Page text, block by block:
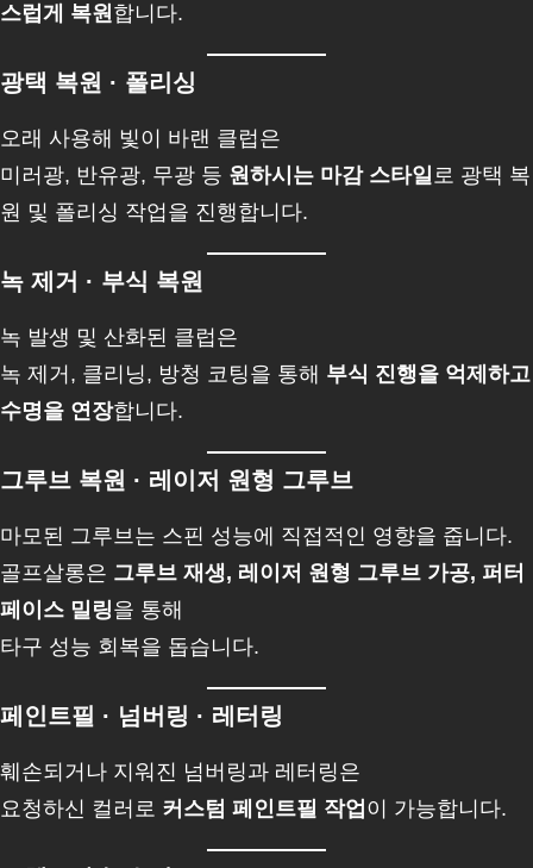
스럽게 복원합니다.
광택 복원 · 폴리싱
오래 사용해 빛이 바랜 클럽은
미러광, 반유광, 무광 등 원하시는 마감 스타일로 광택 복
원 및 폴리싱 작업을 진행합니다.
녹 제거 · 부식 복원
녹 발생 및 산화된 클럽은
녹 제거, 클리닝, 방청 코팅을 통해 부식 진행을 억제하고
수명을 연장합니다.
그루브 복원 · 레이저 원형 그루브
마모된 그루브는 스핀 성능에 직접적인 영향을 줍니다.
골프살롱은 그루브 재생, 레이저 원형 그루브 가공, 퍼터
페이스 밀링을 통해
타구 성능 회복을 돕습니다.
페인트필 · 넘버링 · 레터링
훼손되거나 지워진 넘버링과 레터링은
요청하신 컬러로 커스텀 페인트필 작업 이 가능합니다.